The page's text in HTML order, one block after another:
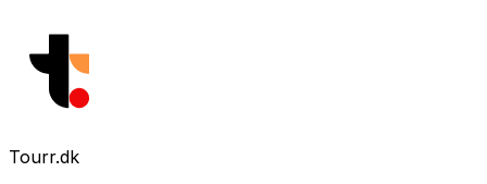
Tourr.dk